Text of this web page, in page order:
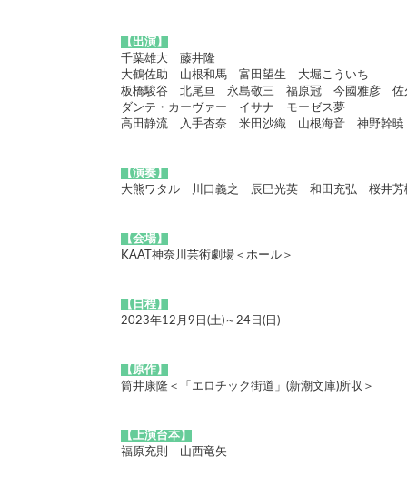
【出演】
千葉雄大 藤井隆
大鶴佐助 山根和馬 富田望生 大堀こういち
板橋駿谷 北尾亘 永島敬三 福原冠 今國雅彦
ダンテ・カーヴァー イサナ モーゼス夢
高田静流 入手杏奈 米田沙織 山根海音 神野幹暁
【演奏】
大熊ワタル 川口義之 辰巳光英 和田充弘 桜井
【会場】
KAAT神奈川芸術劇場＜ホール＞
【日程】
2023年12月9日(土)～24日(日)
【原作】
筒井康隆＜「エロチック街道」(新潮文庫)所収＞
【上演台本】
福原充則 山西竜矢